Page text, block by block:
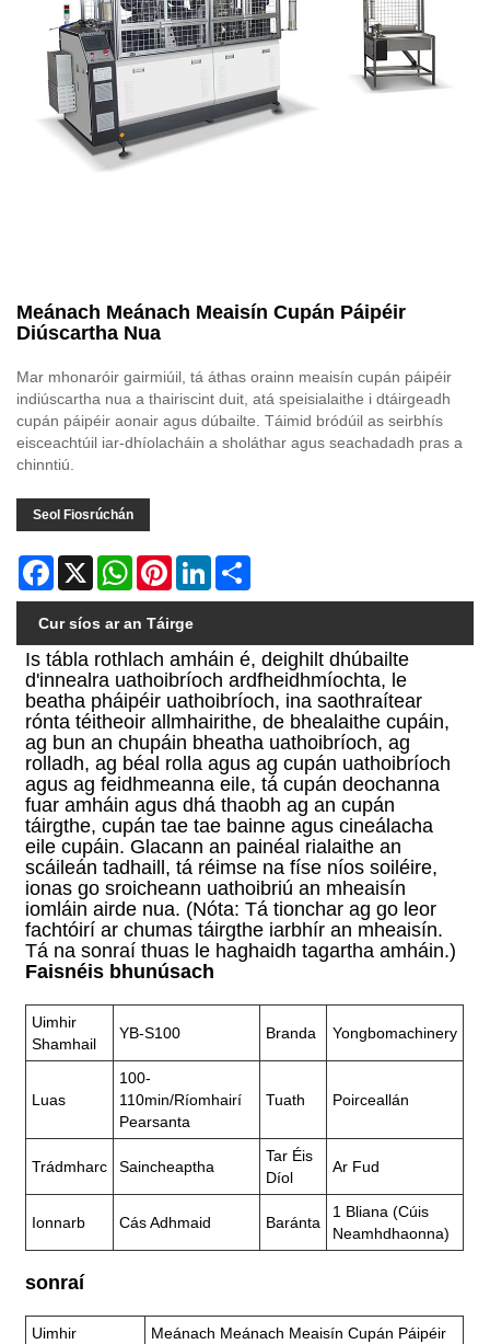
Meánach Meánach Meaisín Cupán Páipéir
Diúscartha Nua
Mar mhonaróir gairmiúil, tá áthas orainn meaisín cupán páipéir
indiúscartha nua a thairiscint duit, atá speisialaithe i dtáirgeadh
cupán páipéir aonair agus dúbailte. Táimid bródúil as seirbhís
eisceachtúil iar-dhíolacháin a sholáthar agus seachadadh pras a
chinntiú.
Seol Fiosrúchán
Facebook
X WhatsAppPinterestLinkedIn
Cur síos ar an Táirge
Is tábla rothlach amháin é, deighilt dhúbailte
d'innealra uathoibríoch ardfheidhmíochta, le
beatha pháipéir uathoibríoch, ina saothraítear
rónta téitheoir allmhairithe, de bhealaithe cupáin,
ag bun an chupáin bheatha uathoibríoch, ag
rolladh, ag béal rolla agus ag cupán uathoibríoch
agus ag feidhmeanna eile, tá cupán deochanna
fuar amháin agus dhá thaobh ag an cupán
táirgthe, cupán tae tae bainne agus cineálacha
eile cupáin. Glacann an painéal rialaithe an
scáileán tadhaill, tá réimse na físe níos soiléire,
ionas go sroicheann uathoibriú an mheaisín
iomláin airde nua. (Nóta: Tá tionchar ag go leor
fachtóirí ar chumas táirgthe iarbhír an mheaisín.
Tá na sonraí thuas le haghaidh tagartha amháin.)
Faisnéis bhunúsach
Uimhir
Shamhail
YB-S100 Branda Yongbomachinery
Luas
100-
110min/ríomhairí
Pearsanta
Tuath Poirceallán
Trádmharc Saincheaptha
Tar Éis
Díol
Ar Fud
Ionnarb Cás Adhmaid Baránta
1 Bliana (cúis
Neamhdhaonna)
sonraí
Uimhir
Meánach Meánach Meaisín Cupán Páipéir